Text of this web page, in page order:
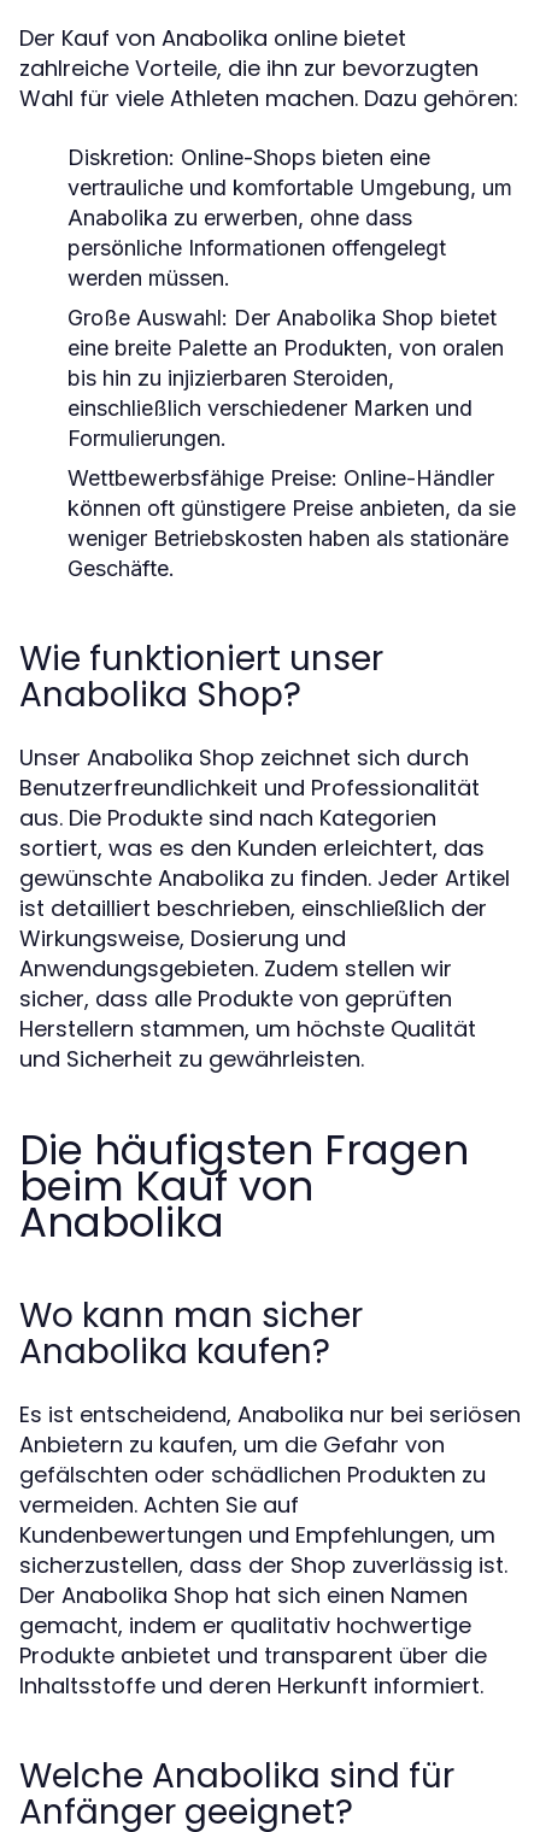
Der Kauf von Anabolika online bietet
zahlreiche Vorteile, die ihn zur bevorzugten
Wahl für viele Athleten machen. Dazu gehören:
Diskretion: Online-Shops bieten eine
vertrauliche und komfortable Umgebung, um
Anabolika zu erwerben, ohne dass
persönliche Informationen offengelegt
werden müssen.
Große Auswahl: Der Anabolika Shop bietet
eine breite Palette an Produkten, von oralen
bis hin zu injizierbaren Steroiden,
einschließlich verschiedener Marken und
Formulierungen.
Wettbewerbsfähige Preise: Online-Händler
können oft günstigere Preise anbieten, da sie
weniger Betriebskosten haben als stationäre
Geschäfte.
Wie funktioniert unser
Anabolika Shop?
Unser Anabolika Shop zeichnet sich durch
Benutzerfreundlichkeit und Professionalität
aus. Die Produkte sind nach Kategorien
sortiert, was es den Kunden erleichtert, das
gewünschte Anabolika zu finden. Jeder Artikel
ist detailliert beschrieben, einschließlich der
Wirkungsweise, Dosierung und
Anwendungsgebieten. Zudem stellen wir
sicher, dass alle Produkte von geprüften
Herstellern stammen, um höchste Qualität
und Sicherheit zu gewährleisten.
Die häufigsten Fragen
beim Kauf von
Anabolika
Wo kann man sicher
Anabolika kaufen?
Es ist entscheidend, Anabolika nur bei seriösen
Anbietern zu kaufen, um die Gefahr von
gefälschten oder schädlichen Produkten zu
vermeiden. Achten Sie auf
Kundenbewertungen und Empfehlungen, um
sicherzustellen, dass der Shop zuverlässig ist.
Der Anabolika Shop hat sich einen Namen
gemacht, indem er qualitativ hochwertige
Produkte anbietet und transparent über die
Inhaltsstoffe und deren Herkunft informiert.
Welche Anabolika sind für
Anfänger geeignet?